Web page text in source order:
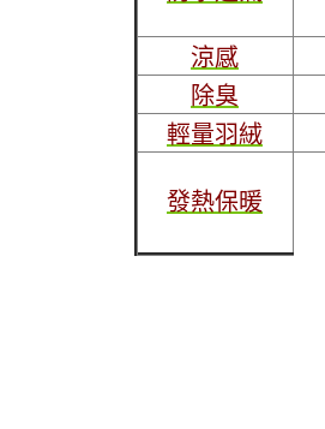
涼感
除臭
輕量羽絨
發熱保暖